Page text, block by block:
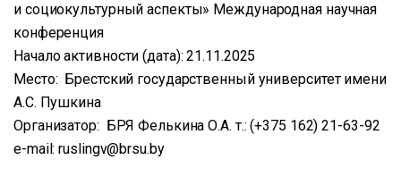
и социокультурный аспекты» Международная научная
конференция
Начало активности (дата): 21.11.2025
Место: Брестский государственный университет имени
А.С. Пушкина
Организатор: БРЯ Фелькина О.А. т.: (+375 162) 21-63-92
e-mail: ruslingv@brsu.by